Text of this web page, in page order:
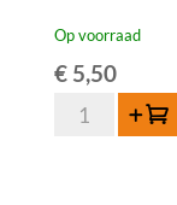
Op voorraad
€5,50
Fonteinen
Toevoegen